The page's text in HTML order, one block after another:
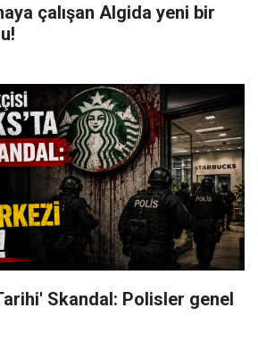
çalışan Algida yeni bir
Skandal: Polisler genel